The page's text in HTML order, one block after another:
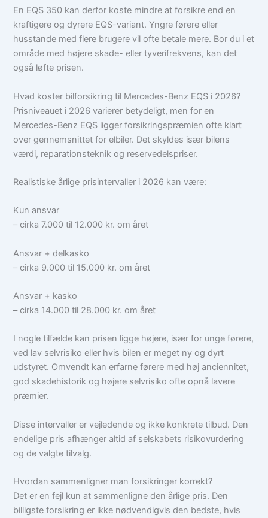
En EQS 350 kan derfor koste mindre at forsikre end en
kraftigere og dyrere EQS-variant. Yngre førere eller
husstande med flere brugere vil ofte betale mere. Bor du i et
område med højere skade- eller tyverifrekvens, kan det
også løfte prisen.
Hvad koster bilforsikring til Mercedes-Benz EQS i 2026?
Prisniveauet i 2026 varierer betydeligt, men for en
Mercedes-Benz EQS ligger forsikringspræmien ofte klart
over gennemsnittet for elbiler. Det skyldes især bilens
værdi, reparationsteknik og reservedelspriser.
Realistiske årlige prisintervaller i 2026 kan være:
Kun ansvar
– cirka 7.000 til 12.000 kr. om året
Ansvar + delkasko
– cirka 9.000 til 15.000 kr. om året
Ansvar + kasko
– cirka 14.000 til 28.000 kr. om året
I nogle tilfælde kan prisen ligge højere, især for unge førere,
ved lav selvrisiko eller hvis bilen er meget ny og dyrt
udstyret. Omvendt kan erfarne førere med høj anciennitet,
god skadehistorik og højere selvrisiko ofte opnå lavere
præmier.
Disse intervaller er vejledende og ikke konkrete tilbud. Den
endelige pris afhænger altid af selskabets risikovurdering
og de valgte tilvalg.
Hvordan sammenligner man forsikringer korrekt?
Det er en fejl kun at sammenligne den årlige pris. Den
billigste forsikring er ikke nødvendigvis den bedste, hvis